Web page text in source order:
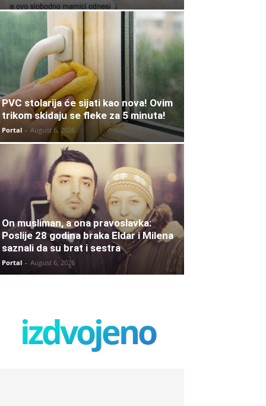
PVC stolarija će sijati kao nova! Ovim
trikom skidaju se fleke za 5 minuta!
Portal - August 6, 2026
On musliman, a ona pravoslavka:
Poslije 28 godina braka Eldar i Milena
saznali da su brat i sestra
Portal - August 6, 2026
izdvojeno